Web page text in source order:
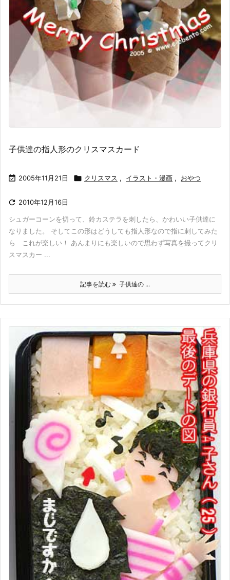
子供達の指人形のクリスマスカード
 2005年11月21日  クリスマス , イラスト・漫画 , おやつ
 2010年12月16日
シュガーコーンを切って、鈴カステラを刺したら、かわいい子供達に
なりました。 そしてこの形はどうしても指人形なので指に刺してみた
ら これが楽しい！ あんまりにも楽しいので思わず写真を撮ってクリ
スマスカー ...
記事を読む 子供達の ...